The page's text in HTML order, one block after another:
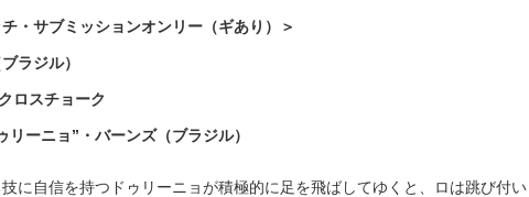
・サブミッションオンリー（ギあり）＞
ラジル）
ロスチョーク
リーニョ”・バーンズ（ブラジル）
に自信を持つドゥリーニョが積極的に足を飛ばしてゆくと、ロは跳び付い